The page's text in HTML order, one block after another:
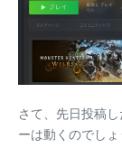
さて、先日投稿
ーは動くのでしょ